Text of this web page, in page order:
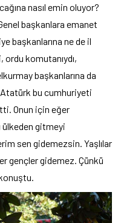
nasıl emin oluyor?
başkanlara emanet
başkanlarına ne de il
komutanıydı,
başkanlarına da
bu cumhuriyeti
Onun için eğer
ülkeden gitmeyi
sen gidemezsin. Yaşlılar
gençler gidemez. Çünkü